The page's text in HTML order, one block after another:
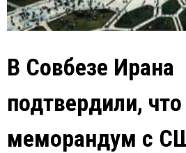
В Совбезе Ирана
подтвердили, что
меморандум с